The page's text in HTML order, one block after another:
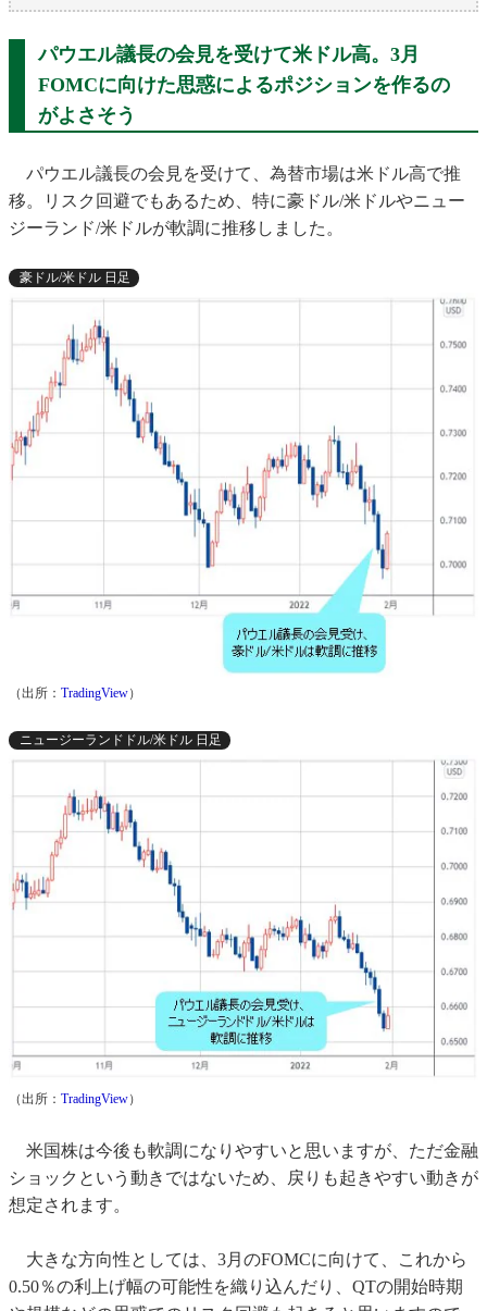
パウエル議長の会見を受けて米ドル高。3月
FOMCに向けた思惑によるポジションを作るの
がよさそう
パウエル議長の会見を受けて、為替市場は米ドル高で推
移。リスク回避でもあるため、特に豪ドル/米ドルやニュー
ジーランド/米ドルが軟調に推移しました。
豪ドル/米ドル 日足
（出所： TradingView）
ニュージーランドドル/米ドル 日足
（出所： TradingView）
米国株は今後も軟調になりやすいと思いますが、ただ金融
ショックという動きではないため、戻りも起きやすい動きが
想定されます。
大きな方向性としては、3月のFOMCに向けて、これから
0.50％の利上げ幅の可能性を織り込んだり、QTの開始時期